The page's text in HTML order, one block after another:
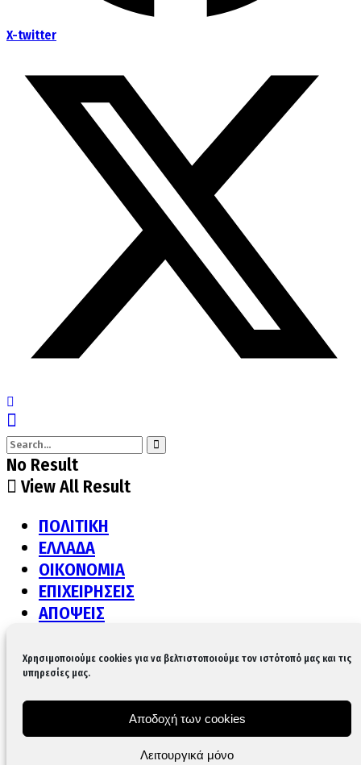
Χρησιμοποιούμε cookies για να βελτιστοποιούμε τον ιστότοπό μας και τις
υπηρεσίες μας.
Αποδοχή των cookies
Λειτουργικά μόνο
X-twitter
No Result
View All Result
ΠΟΛΙΤΙΚΗ
ΕΛΛΑΔΑ
ΟΙΚΟΝΟΜΙΑ
ΕΠΙΧΕΙΡΗΣΕΙΣ
ΑΠΟΨΕΙΣ
ΠΟΛΙΤΙΣΜΟΣ
ΥΓΕΙΑ
LIFE
GASTRONOMY
ΚΟΙΝΩΝΙΑ